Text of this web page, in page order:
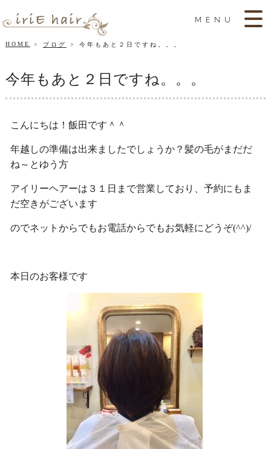
MENU
HOME ブログ 今年もあと２日ですね。。。
今年もあと２日ですね。。。
こんにちは！飯田です＾＾
年越しの準備は出来ましたでしょうか？髪の毛がまだだ
ね～とゆう方
アイリーヘアーは３１日まで営業しており、予約にもま
だ空きがございます
のでネットからでもお電話からでもお気軽にどうぞ(^^)/
本日のお客様です